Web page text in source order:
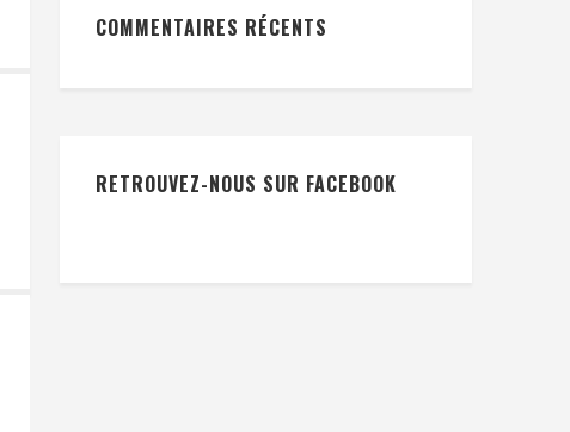
COMMENTAIRES RÉCENTS
RETROUVEZ-NOUS SUR FACEBOOK